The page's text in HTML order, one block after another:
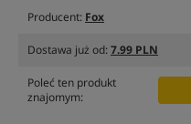
Producent: Fox
Dostawa już od:7.99 PLN
Poleć ten produkt
znajomym: